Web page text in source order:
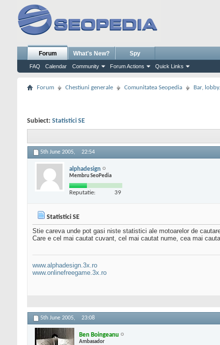
Forum
FAQ Calendar Community Forum Actions Quick Links
What's New? Spy
Forum Chestiuni generale Comunitatea Seopedia Bar,
Subiect: Statistici SE
5th June 2005, 22:54
alphadesign
Membru SeoPedia
Reputatie: 39
Statistici SE
Stie careva unde pot gasi niste statistici ale motoarelor de
Care e cel mai cautat cuvant, cel mai cautat nume, cea mai
www.alphadesign.3x.ro
www.onlinefreegame.3x.ro
5th June 2005, 23:08
Ben Boingeanu
Ambasador